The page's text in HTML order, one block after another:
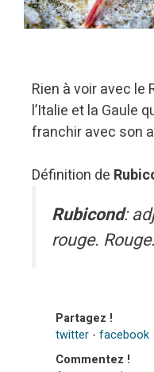
Rien à voir avec le
l’Italie et la Gaule
franchir avec son
Définition de
Rubicond:
rouge. Rouge.
Partagez !
twitter - facebook
Commentez !